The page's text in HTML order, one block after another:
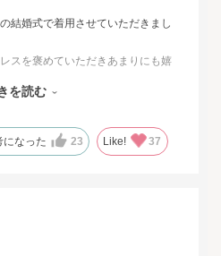
結婚式で着用させていただきまし
スを褒めていただきあまりにも嬉
たいと思いました。とても素敵な
ていただき、心より感謝申し上げ
を読む
になった 23 Like! 37